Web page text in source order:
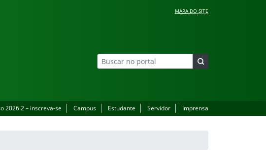
MAPA DO SITE
2026.2 – inscreva-se Campus Estudante Servidor Imprensa